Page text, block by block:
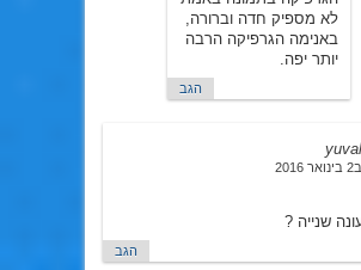
לא מספיק חדה וברורה,
באנימה הגרפיקה הרבה
יותר יפה.
הגב
yuval
ב2 בינואר 2016
שנייה ?
הגב